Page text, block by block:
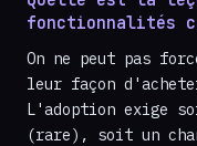
fonctionnalités
On ne peut pas
leur façon
L'adoption exige
(rare), soit un